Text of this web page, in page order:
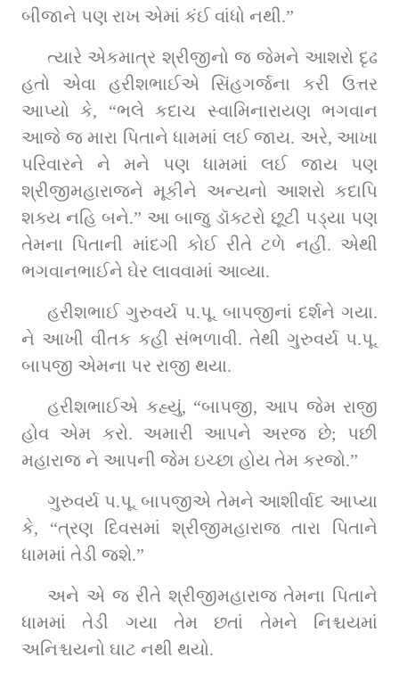
બીજાને પણ રાખ એમાં કંઈ વાંધો નથી.”
ત્યારે એકમાત્ર શ્રીજીનો જ જેમને આશરો દૃઢ
હતો એવા હરીશભાઈએ સિંહગર્જના કરી ઉત્તર
આપ્યો કે, “ભલે કદાચ સ્વામિનારાયણ ભગવાન
આજે જ મારા પિતાને ધામમાં લઈ જાય. અરે, આખા
પરિવારને ને મને પણ ધામમાં લઈ જાય પણ
શ્રીજીમહારાજને મૂકીને અન્યનો આશરો કદાપિ
શક્ય નહિ બને.” આ બાજુ ડૉક્ટરો છૂટી પડ્યા પણ
તેમના પિતાની માંદગી કોઈ રીતે ટળે નહીં. એથી
ભગવાનભાઈને ઘેર લાવવામાં આવ્યા.
હરીશભાઈ ગુરુવર્ય પ.પૂ. બાપજીનાં દર્શને ગયા.
ને આખી વીતક કહી સંભળાવી. તેથી ગુરુવર્ય પ.પૂ.
બાપજી એમના પર રાજી થયા.
હરીશભાઈએ કહ્યું, “બાપજી, આપ જેમ રાજી
હોવ એમ કરો. અમારી આપને અરજ છે; પછી
મહારાજ ને આપની જેમ ઇચ્છા હોય તેમ કરજો.”
ગુરુવર્ય પ.પૂ. બાપજીએ તેમને આશીર્વાદ આપ્યા
કે, “ત્રણ દિવસમાં શ્રીજીમહારાજ તારા પિતાને
ધામમાં તેડી જશે.”
અને એ જ રીતે શ્રીજીમહારાજ તેમના પિતાને
ધામમાં તેડી ગયા તેમ છતાં તેમને નિશ્ચયમાં
અનિશ્ચયનો ઘાટ નથી થયો.